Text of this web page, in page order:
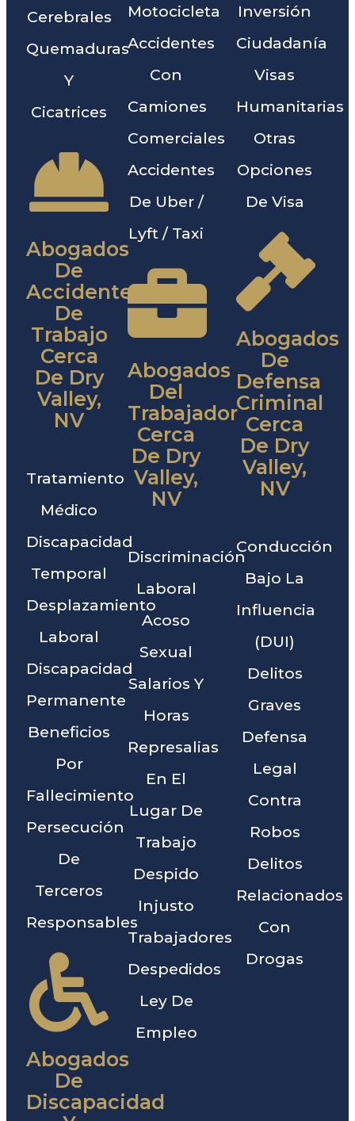
Cerebrales
Quemaduras
Y
Cicatrices
Abogados
De
Accidentes
De
Trabajo
Cerca
De Dry
Valley,
NV
Tratamiento
Médico
Discapacidad
Temporal
Desplazamiento
Laboral
Discapacidad
Permanente
Beneficios
Por
Fallecimiento
Persecución
De
Terceros
Responsables
Abogados
De
Discapacidad
Motocicleta
Accidentes
Con
Camiones
Comerciales
Accidentes
De Uber /
Lyft / Taxi
Abogados
Del
Trabajador
Cerca
De Dry
Valley,
NV
Discriminación
Laboral
Acoso
Sexual
Salarios Y
Horas
Represalias
En El
Lugar De
Trabajo
Despido
Injusto
Trabajadores
Despedidos
Ley De
Empleo
Inversión
Ciudadanía
Visas
Humanitarias
Otras
Opciones
De Visa
Abogados
De
Defensa
Criminal
Cerca
De Dry
Valley,
NV
Conducción
Bajo La
Influencia
(DUI)
Delitos
Graves
Defensa
Legal
Contra
Robos
Delitos
Relacionados
Con
Drogas